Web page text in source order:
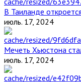
В Таиланде
июль. 17, 2024
Мечеть Хьюстона
июль. 17, 2024